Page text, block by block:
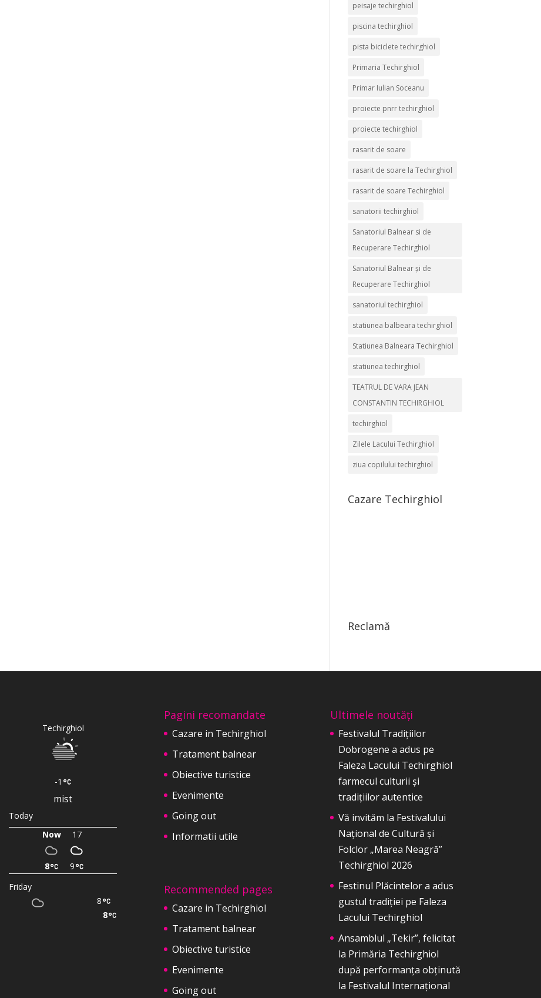
peisaje techirghiol
piscina techirghiol
pista biciclete techirghiol
Primaria Techirghiol
Primar Iulian Soceanu
proiecte pnrr techirghiol
proiecte techirghiol
rasarit de soare
rasarit de soare la Techirghiol
rasarit de soare Techirghiol
sanatorii techirghiol
Sanatoriul Balnear si de
Recuperare Techirghiol
Sanatoriul Balnear și de
Recuperare Techirghiol
sanatoriul techirghiol
statiunea balbeara techirghiol
Statiunea Balneara Techirghiol
statiunea techirghiol
TEATRUL DE VARA JEAN
CONSTANTIN TECHIRGHIOL
techirghiol
Zilele Lacului Techirghiol
ziua copilului techirghiol
Cazare Techirghiol
Reclamă
Techirghiol
-1
mist
Today
Now
8
17
9
Friday
8
8
Pagini recomandate
Cazare in Techirghiol
Tratament balnear
Obiective turistice
Evenimente
Going out
Informatii utile
Recommended pages
Cazare in Techirghiol
Tratament balnear
Obiective turistice
Evenimente
Going out
Ultimele noutăți
Festivalul Tradițiilor
Dobrogene a adus pe
Faleza Lacului Techirghiol
farmecul culturii și
tradițiilor autentice
Vă invităm la Festivalului
Național de Cultură și
Folclor „Marea Neagră”
Techirghiol 2026
Festinul Plăcintelor a adus
gustul tradiției pe Faleza
Lacului Techirghiol
Ansamblul „Tekir”, felicitat
la Primăria Techirghiol
după performanța obținută
la Festivalul Internațional